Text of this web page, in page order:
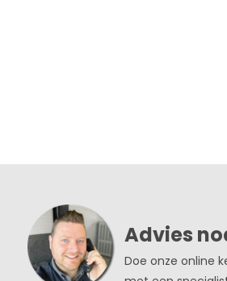
Advies
Doe onze online